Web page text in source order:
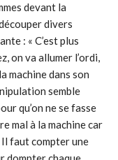
devant la
divers
: « C’est plus
on va allumer l’ordi,
machine dans son
semble
qu’on ne se fasse
mal à la machine car
Il faut compter une